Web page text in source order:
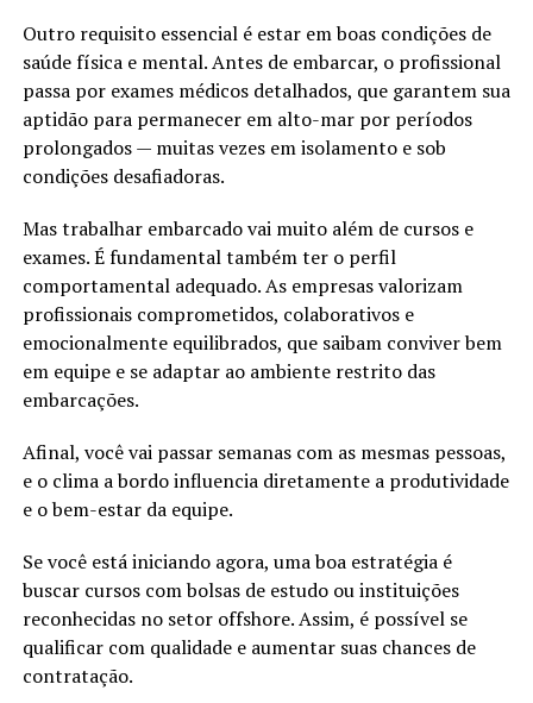
Outro requisito essencial é estar em boas condições de
saúde física e mental. Antes de embarcar, o profissional
passa por exames médicos detalhados, que garantem sua
aptidão para permanecer em alto-mar por períodos
prolongados — muitas vezes em isolamento e sob
condições desafiadoras.
Mas trabalhar embarcado vai muito além de cursos e
exames. É fundamental também ter o perfil
comportamental adequado. As empresas valorizam
profissionais comprometidos, colaborativos e
emocionalmente equilibrados, que saibam conviver bem
em equipe e se adaptar ao ambiente restrito das
embarcações.
Afinal, você vai passar semanas com as mesmas pessoas,
e o clima a bordo influencia diretamente a produtividade
e o bem-estar da equipe.
Se você está iniciando agora, uma boa estratégia é
buscar cursos com bolsas de estudo ou instituições
reconhecidas no setor offshore. Assim, é possível se
qualificar com qualidade e aumentar suas chances de
contratação.